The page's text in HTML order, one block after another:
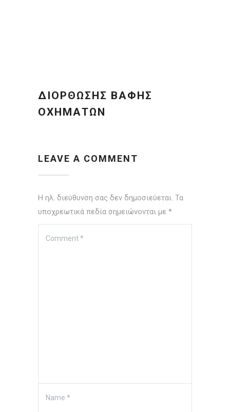
ΔΙΌΡΘΩΣΗΣ ΒΑΦΉΣ
ΟΧΗΜΆΤΩΝ
LEAVE A COMMENT
Η ηλ. διεύθυνση σας δεν δημοσιεύεται. Τα
υποχρεωτικά πεδία σημειώνονται με *
Comment*
Name *